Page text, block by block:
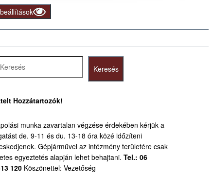
Keresés
Hozzátartozók!
munka zavartalan végzése érdekében kérjük a
de. 9-11 és du. 13-18 óra közé időzíteni
Gépjárművel az intézmény területére csak
egyeztetés alapján lehet behajtani. Tel.: 06
120Köszönettel: Vezetőség